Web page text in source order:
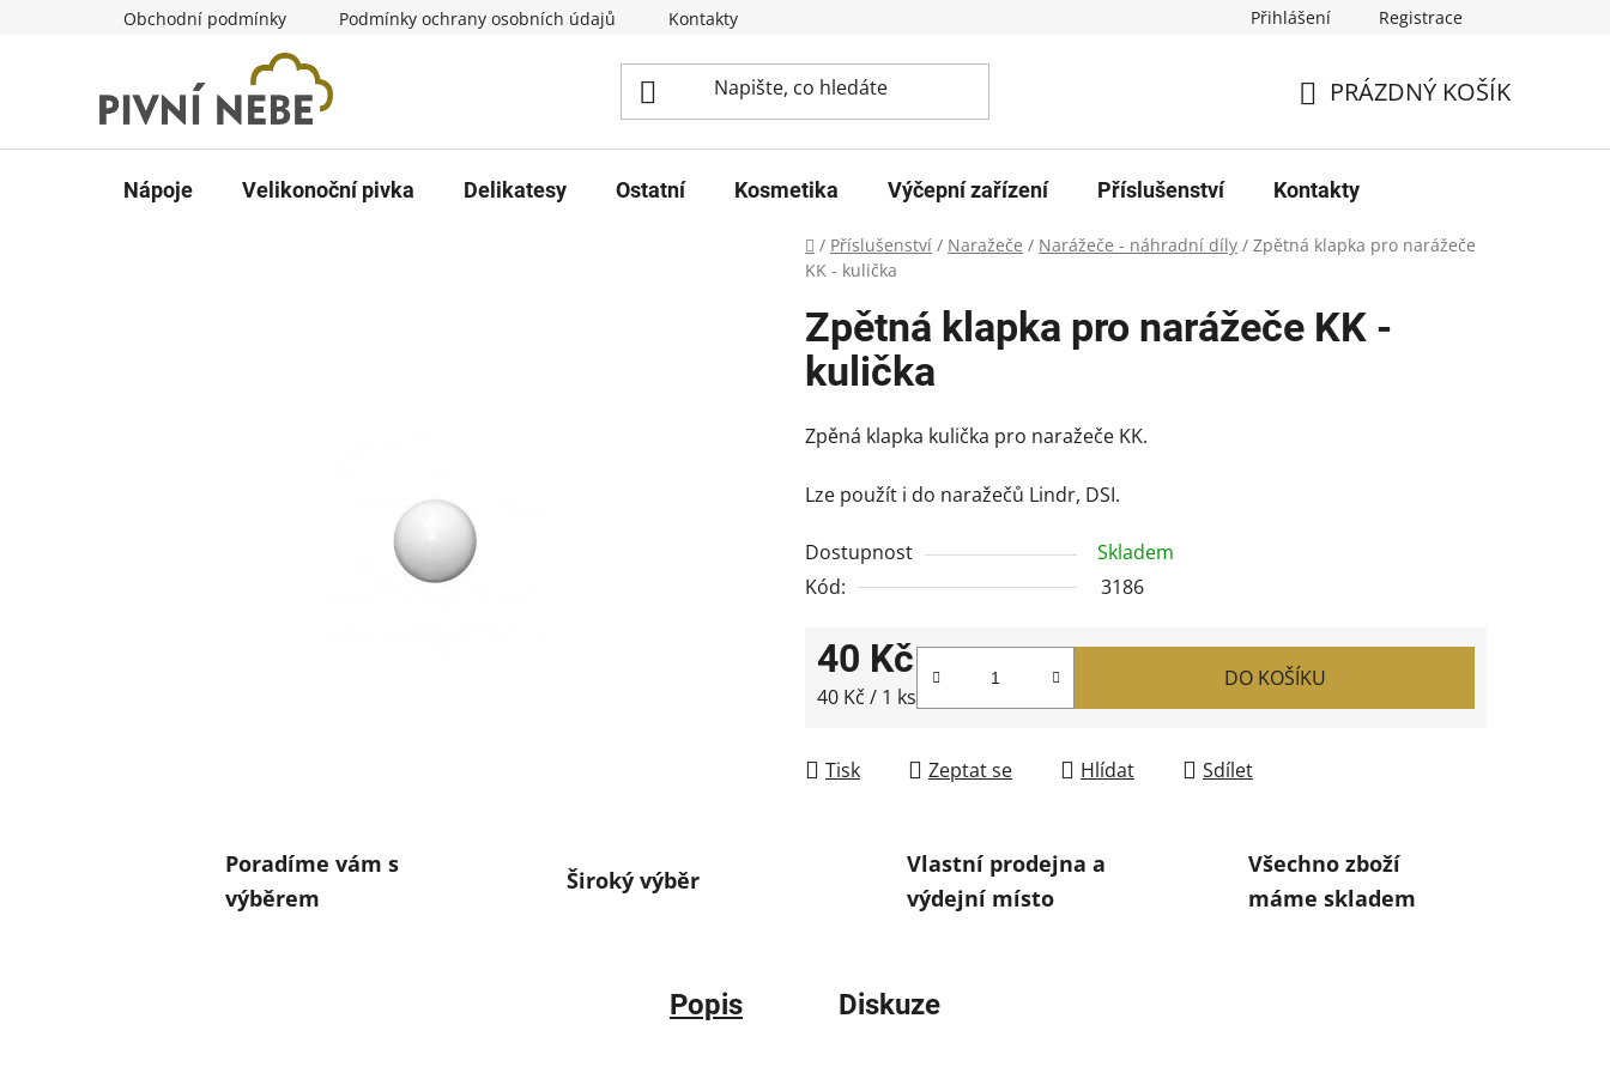
Obchodní podmínky Podmínky ochrany osobních údajů Kontakty Přihlášení Registrace
KOŠÍK
PRÁZDNÝ KOŠÍK
Nápoje Velikonoční pivka Delikatesy Ostatní Kosmetika Výčepní zařízení Příslušenství Kontakty
Domů
/ Příslušenství / Naražeče / Narážeče - náhradní díly / Zpětná klapka pro narážeče
KK - kulička
Zpětná klapka pro narážeče KK -
kulička
Zpěná klapka kulička pro naražeče KK.
Lze použít i do naražečů Lindr, DSI.
Dostupnost
Skladem
Kód:
3186
40 Kč
Měrná cena:
40 Kč / 1 ks
DO KOŠÍKU
Tisk Zeptat se Hlídat Sdílet
Poradíme vám s
výběrem
Široký výběr
Vlastní prodejna a
výdejní místo
Všechno zboží
máme skladem
Popis Diskuze